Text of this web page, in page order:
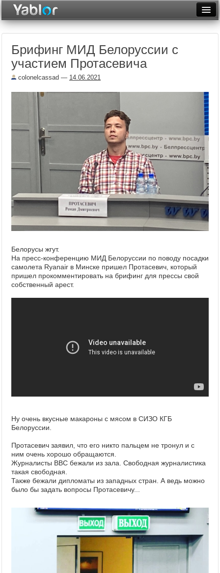
Неделя
Месяц
Фототоп
Видеотоп
Брифинг МИД Белоруссии с
участием Протасевича
colonelcassad — 14.06.2021
Белорусы жгут.
На пресс-конференцию МИД Белоруссии по поводу посадки
самолета Ryanair в Минске пришел Протасевич, который
пришел прокомментировать на брифинг для прессы свой
собственный арест.
Ну очень вкусные макароны с мясом в СИЗО КГБ
Белоруссии.
Протасевич заявил, что его никто пальцем не тронул и с
ним очень хорошо обращаются.
Журналисты BBC бежали из зала. Свободная журналистика
такая свободная.
Также бежали дипломаты из западных стран. А ведь можно
было бы задать вопросы Протасевичу...